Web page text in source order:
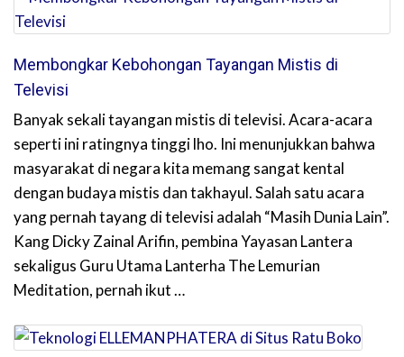
Membongkar Kebohongan Tayangan Mistis di
Televisi
Banyak sekali tayangan mistis di televisi. Acara-acara
seperti ini ratingnya tinggi lho. Ini menunjukkan bahwa
masyarakat di negara kita memang sangat kental
dengan budaya mistis dan takhayul. Salah satu acara
yang pernah tayang di televisi adalah “Masih Dunia Lain”.
Kang Dicky Zainal Arifin, pembina Yayasan Lantera
sekaligus Guru Utama Lanterha The Lemurian
Meditation, pernah ikut …